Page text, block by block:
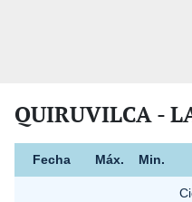
QUIRUVILCA -
Fecha Máx. Min.